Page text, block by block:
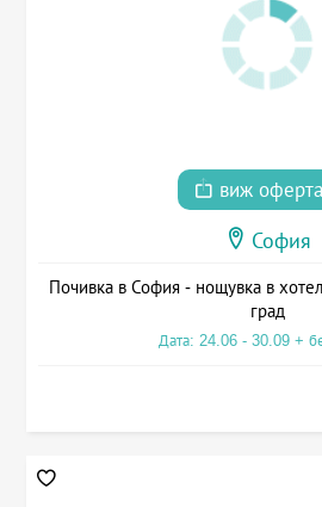
виж
София
Почивка в София - нощувка в
град
Дата: 24.06 - 30.09 +